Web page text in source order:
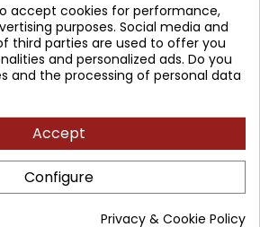
KLINICZNA
Maria Pąchalska
Od teorii do praktyki
Price
119.90 złRegular
139.00 zł
accept cookies for performance,
purposes. Social media and
third parties are used to offer you
and personalized ads. Do you
and the processing of personal data
Accept
Configure
Privacy & Cookie Policy